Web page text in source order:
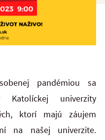
pandémiou sa
univerzity
ktorí majú záujem
na našej univerzite.